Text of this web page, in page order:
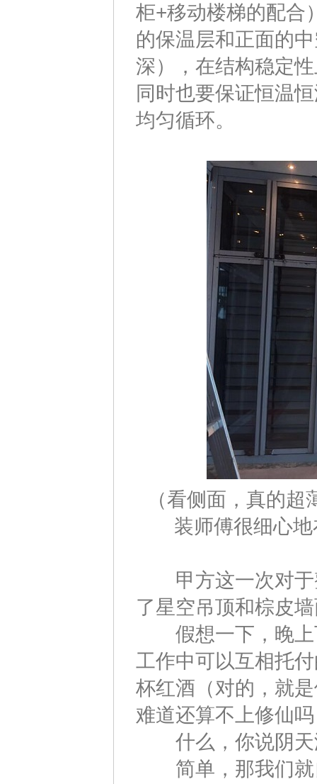
柜+移动楼梯的配合
的保温层和正面的
深），在结构稳定
同时也要保证恒温
均匀循环。
（看侧面，真的
装师傅很细心
甲方这一次对于
了星空吊顶和棕皮
假想一下，晚上
工作中可以互相托
杯红酒（对的，就
难道还算不上修仙
什么，你说阴天
简单，那我们就